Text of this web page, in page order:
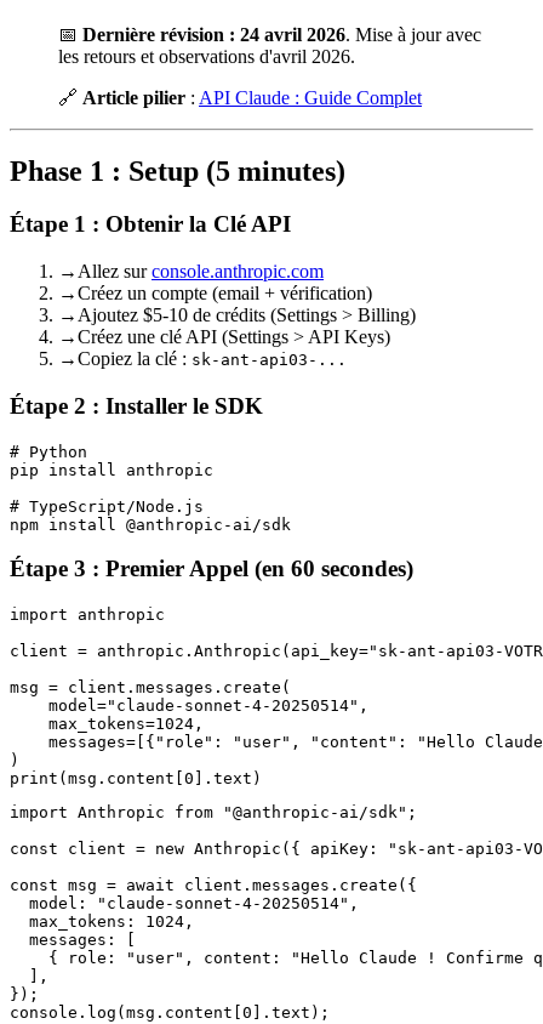
📅 Dernière révision : 24 avril 2026. Mise à jour avec
les retours et observations d'avril 2026.
🔗 Article pilier : API Claude : Guide Complet
Phase 1 : Setup (5 minutes)
Étape 1 : Obtenir la Clé API
→ Allez surconsole.anthropic.com
→Créez un compte (email + vérification)
→ Ajoutez $5-10 de crédits (Settings > Billing)
→Créez une clé API (Settings > API Keys)
→Copiez la clé : sk-ant-api03-...
Étape 2 : Installer le SDK
# Python
pip install anthropic
# TypeScript/Node.js
Étape 3 : Premier Appel (en 60 secondes)
import anthropic
client = anthropic.Anthropic(api_key="sk-ant-api03-
msg = client.messages.create(
    model="claude-sonnet-4-20250514",
    max_tokens=1024,
messages=[{"role": "user", "content": "Hello
)
import Anthropic from "@anthropic-ai/sdk";
const client = new Anthropic({ apiKey: "sk-ant-api03-
const msg = await client.messages.create({
  model: "claude-sonnet-4-20250514",
  max_tokens: 1024,
  messages: [
{ role: "user", content: "Hello Claude ! Confirme
  ],
});